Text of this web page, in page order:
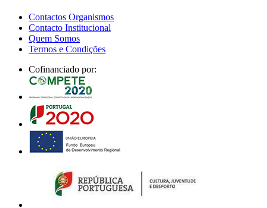
Contactos Organismos
Contacto Institucional
Quem Somos
Termos e Condições
Cofinanciado por: